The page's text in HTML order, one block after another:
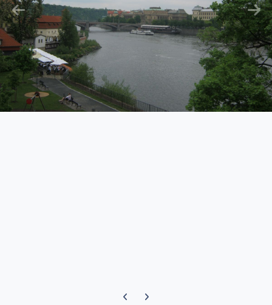
Предыдущий слайд карусели
Следующий слайд карусели